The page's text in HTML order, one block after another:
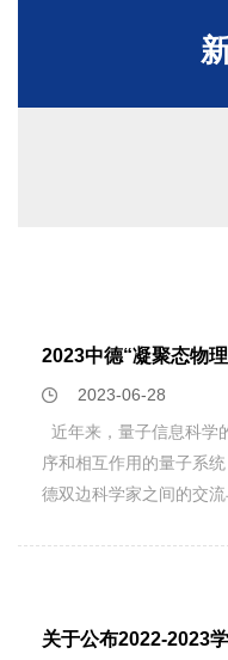
2023-06-28
近年来，量子信息科学
序和相互作用的量子系
德双边科学家之间的交
大学等单位的20余位专